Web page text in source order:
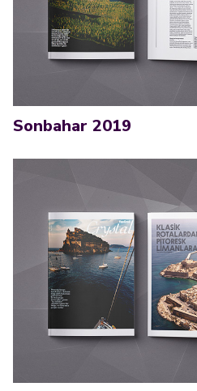
Sonbahar 2019